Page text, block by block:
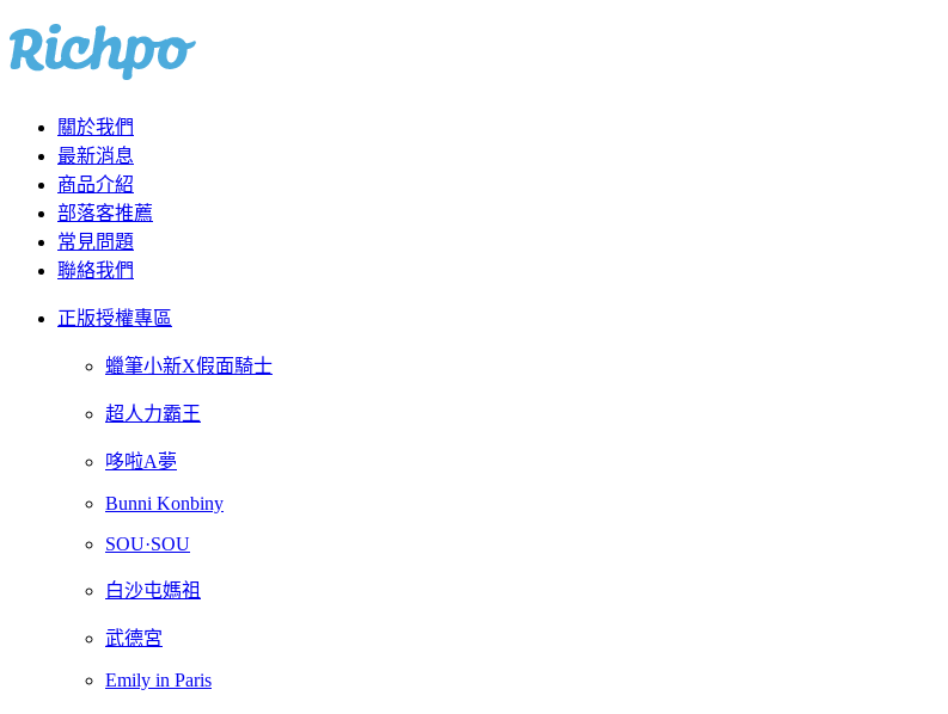
關於我們
最新消息
商品介紹
部落客推薦
常見問題
聯絡我們
正版授權專區
蠟筆小新X假面騎士
超人力霸王
哆啦A夢
Bunni Konbiny
SOU·SOU
白沙屯媽祖
武德宮
Emily in Paris